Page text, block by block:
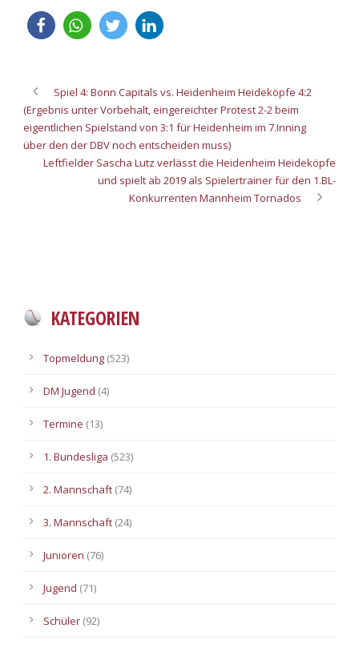
Spiel 4: Bonn Capitals vs. Heidenheim Heideköpfe 4:2
(Ergebnis unter Vorbehalt, eingereichter Protest 2-2 beim
eigentlichen Spielstand von 3:1 für Heidenheim im 7.Inning
über den der DBV noch entscheiden muss)
Leftfielder Sascha Lutz verlässt die Heidenheim Heideköpfe
und spielt ab 2019 als Spielertrainer für den 1.BL-
Konkurrenten Mannheim Tornados
KATEGORIEN
Topmeldung (523)
DM Jugend (4)
Termine (13)
1. Bundesliga (523)
2. Mannschaft (74)
3. Mannschaft (24)
Junioren (76)
Jugend (71)
Schüler (92)